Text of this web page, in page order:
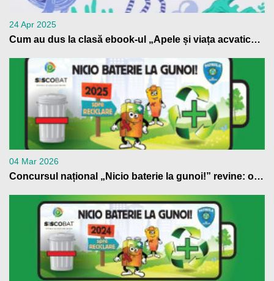
24 Apr 2025
Cum au dus la clasă ebook-ul „Apele și viața acvatică” profesorii din Patrula de Reciclare
04 Mar 2026
Concursul național „Nicio baterie la gunoi!” revine: o nouă ediție cu premii pentru școlile din România care contribuie la reciclarea bateriilor